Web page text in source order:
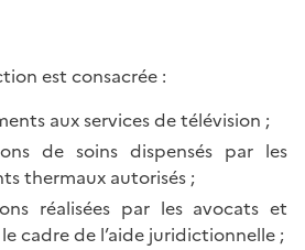
est consacrée :
aux services de télévision ;
de soins dispensés par les
thermaux autorisés ;
réalisées par les avocats et
cadre de l’aide juridictionnelle ;